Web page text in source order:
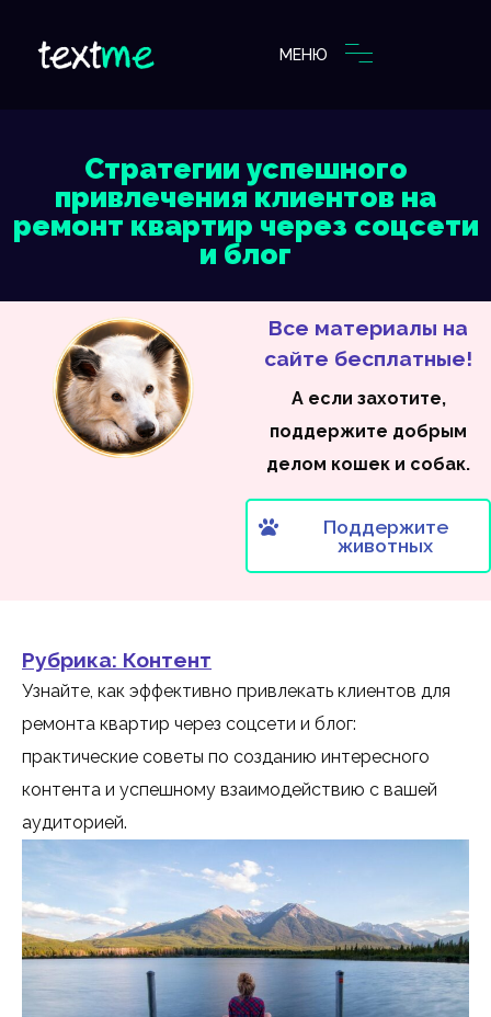
МЕНЮ
Стратегии успешного
привлечения клиентов на
ремонт квартир через соцсети
и блог
Все материалы на
сайте бесплатные!
А если захотите,
поддержите добрым
делом кошек и собак.
Поддержите
животных
Рубрика: Контент
Узнайте, как эффективно привлекать клиентов для
ремонта квартир через соцсети и блог:
практические советы по созданию интересного
контента и успешному взаимодействию с вашей
аудиторией.